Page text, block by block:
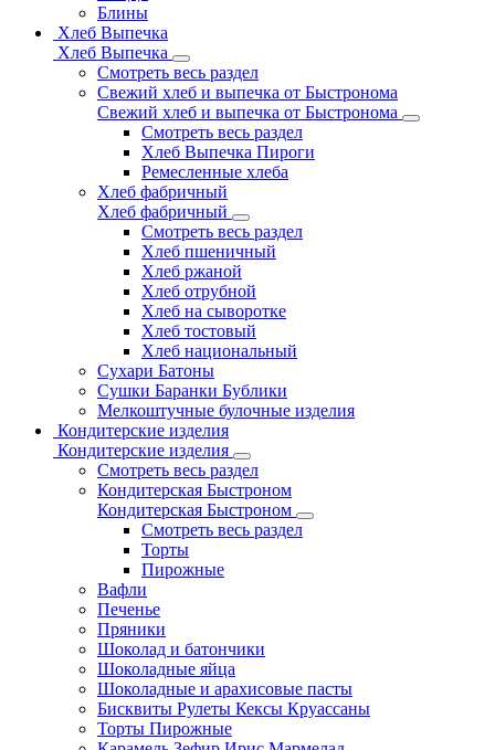
Блины
Хлеб Выпечка
Хлеб Выпечка
Смотреть весь раздел
Свежий хлеб и выпечка от Быстронома
Свежий хлеб и выпечка от Быстронома
Смотреть весь раздел
Хлеб Выпечка Пироги
Ремесленные хлеба
Хлеб фабричный
Хлеб фабричный
Смотреть весь раздел
Хлеб пшеничный
Хлеб ржаной
Хлеб отрубной
Хлеб на сыворотке
Хлеб тостовый
Хлеб национальный
Сухари Батоны
Сушки Баранки Бублики
Мелкоштучные булочные изделия
Кондитерские изделия
Кондитерские изделия
Смотреть весь раздел
Кондитерская Быстроном
Кондитерская Быстроном
Смотреть весь раздел
Торты
Пирожные
Вафли
Печенье
Пряники
Шоколад и батончики
Шоколадные яйца
Шоколадные и арахисовые пасты
Бисквиты Рулеты Кексы Круассаны
Торты Пирожные